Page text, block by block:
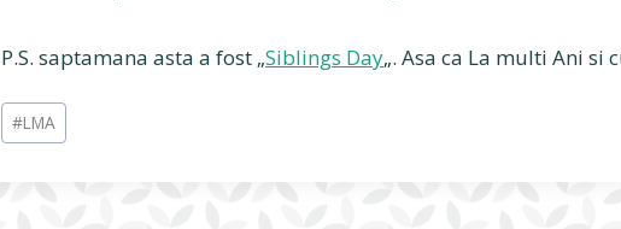
P.S. saptamana asta a fost „Siblings Day„. Asa ca La multi Ani si
Post
Tags:
#LMA